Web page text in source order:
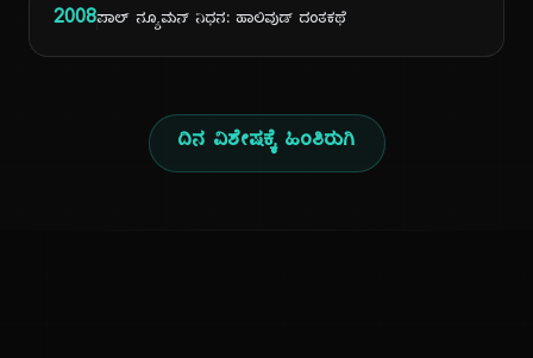
2008ಪಾಲ್ ನ್ಯೂಮನ್ ನಿಧನ: ಹಾಲಿವುಡ್ ದಂತಕಥೆ
ದಿನ ವಿಶೇಷಕ್ಕೆ ಹಿಂತಿರುಗಿ